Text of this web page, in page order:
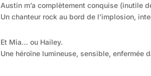
Austin m’a complètement conquise (inutile
Un chanteur rock au bord de l’implosion,
Et Mia… ou Hailey.
Une héroïne lumineuse, sensible,